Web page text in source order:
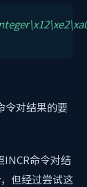
对结果的要
INCR命令对结
但经过尝试这